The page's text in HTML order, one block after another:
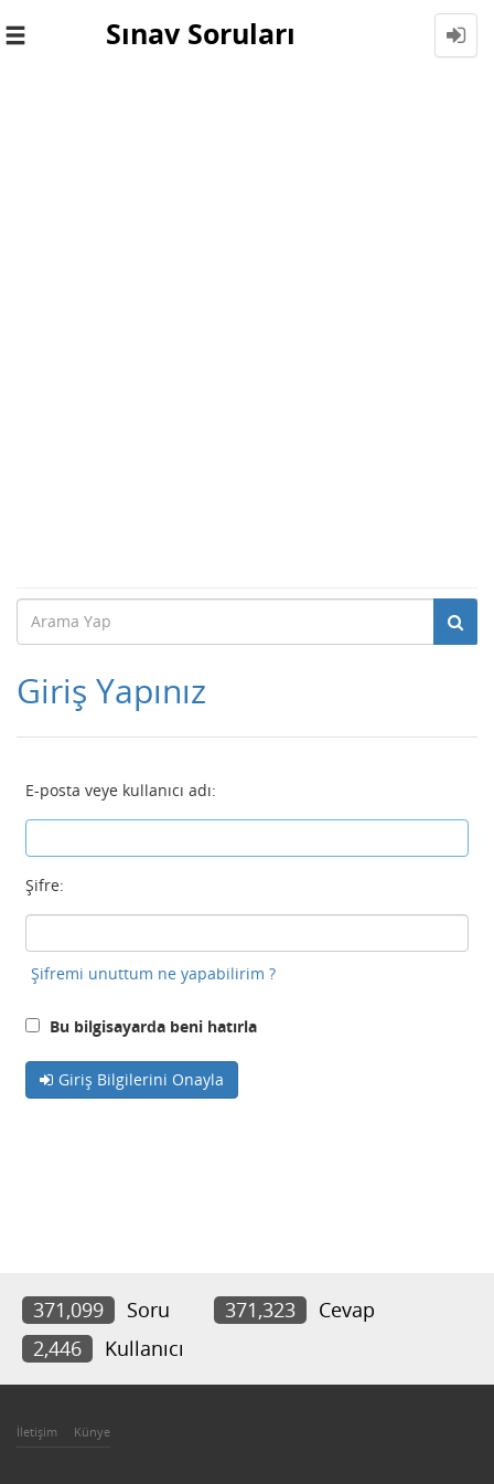
Toggle
Sınav Soruları
Giriş Yapınız
E-posta veye kullanıcı adı:
Şifre:
Şifremi unuttum ne yapabilirim ?
Bu bilgisayarda beni hatırla
Giriş Bilgilerini Onayla
371,099 Soru 371,323
Cevap
2,446
Kullanıcı
İletişim Künye